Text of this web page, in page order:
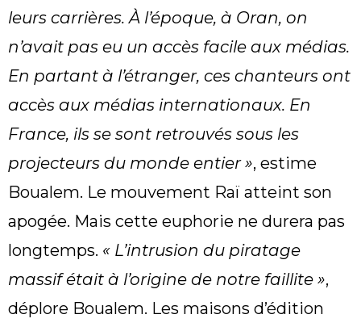
leurs carrières. À l’époque, à Oran, on
n’avait pas eu un accès facile aux médias.
En partant à l’étranger, ces chanteurs ont
accès aux médias internationaux. En
France, ils se sont retrouvés sous les
projecteurs du monde entier », estime
Boualem. Le mouvement Raï atteint son
apogée. Mais cette euphorie ne durera pas
longtemps. « L’intrusion du piratage
massif était à l’origine de notre faillite »,
déplore Boualem. Les maisons d’édition